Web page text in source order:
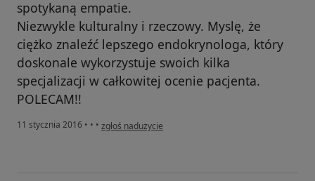
spotykaną empatie.
Niezwykle kulturalny i rzeczowy. Myslę, że
ciężko znaleźć lepszego endokrynologa, który
doskonale wykorzystuje swoich kilka
specjalizacji w całkowitej ocenie pacjenta.
POLECAM!!
11 stycznia 2016 • • • w opinii użytkownika Konto zostało usunięte
zgłoś nadużycie